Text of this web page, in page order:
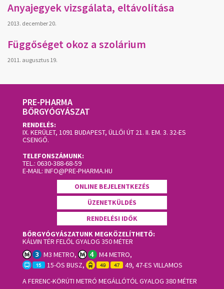
Anyajegyek vizsgálata, eltávolítása
2013. december 20.
Függőséget okoz a szolárium
2011. augusztus 19.
PRE-PHARMA
BŐRGYÓGYÁSZAT
RENDELÉS:
IX. KERÜLET, 1091 BUDAPEST, ÜLLŐI ÚT 21. II. EM. 3. 32-ES
CSENGŐ.
TELEFONSZÁMUNK:
TEL.: 0630-388-68-59
E-MAIL: INFO@PRE-PHARMA.HU
ONLINE BEJELENTKEZÉS
ÜZENETKÜLDÉS
RENDELÉSI IDŐK
BŐRGYÓGYÁSZATUNK MEGKÖZELÍTHETŐ:
KÁLVIN TÉR FELŐL GYALOG 350 MÉTER
M3 METRO,
M4 METRO,
15-ÖS BUSZ,
49, 47-ES VILLAMOS
A FERENC-KÖRÚTI METRÓ MEGÁLLÓTÓL GYALOG 380 MÉTER